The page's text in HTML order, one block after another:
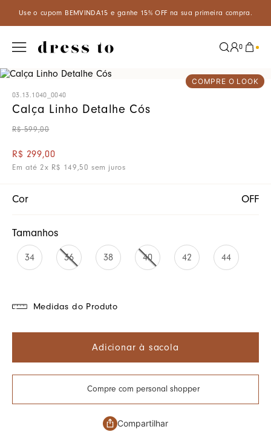
e ganhe 15% OFF na sua primeira compra. Aproveite um
0
COMPRE O LOOK
03.13.1040_0040
Calça Linho Detalhe Cós
R$ 599,00
R$ 299,00
Em até 2x R$ 149 ,50 sem juros
Cor OFF
Tamanhos
34 36 38 40 42 44
Medidas do Produto
Adicionar à sacola
Compre com personal shopper
Compartilhar